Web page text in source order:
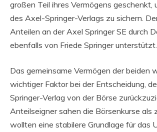
großen Teil ihres Vermögens geschenkt,
des Axel-Springer-Verlags zu sichern.
Anteilen an der Axel Springer SE durch
ebenfalls von Friede Springer unterstützt.
Das gemeinsame Vermögen der beiden
wichtiger Faktor bei der Entscheidung,
Springer-Verlag von der Börse
Anteilseigner sahen die Börsenkurse als
wollten eine stabilere Grundlage für das